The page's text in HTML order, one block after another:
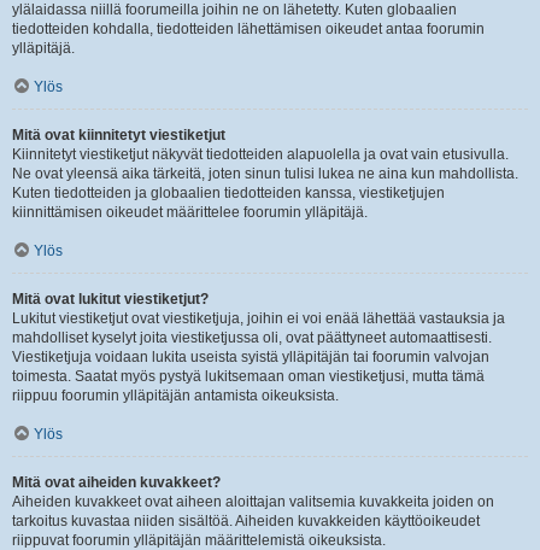
ylälaidassa niillä foorumeilla joihin ne on lähetetty. Kuten globaalien
tiedotteiden kohdalla, tiedotteiden lähettämisen oikeudet antaa foorumin
ylläpitäjä.
Ylös
Mitä ovat kiinnitetyt viestiketjut
Kiinnitetyt viestiketjut näkyvät tiedotteiden alapuolella ja ovat vain etusivulla.
Ne ovat yleensä aika tärkeitä, joten sinun tulisi lukea ne aina kun mahdollista.
Kuten tiedotteiden ja globaalien tiedotteiden kanssa, viestiketjujen
kiinnittämisen oikeudet määrittelee foorumin ylläpitäjä.
Ylös
Mitä ovat lukitut viestiketjut?
Lukitut viestiketjut ovat viestiketjuja, joihin ei voi enää lähettää vastauksia ja
mahdolliset kyselyt joita viestiketjussa oli, ovat päättyneet automaattisesti.
Viestiketjuja voidaan lukita useista syistä ylläpitäjän tai foorumin valvojan
toimesta. Saatat myös pystyä lukitsemaan oman viestiketjusi, mutta tämä
riippuu foorumin ylläpitäjän antamista oikeuksista.
Ylös
Mitä ovat aiheiden kuvakkeet?
Aiheiden kuvakkeet ovat aiheen aloittajan valitsemia kuvakkeita joiden on
tarkoitus kuvastaa niiden sisältöä. Aiheiden kuvakkeiden käyttöoikeudet
riippuvat foorumin ylläpitäjän määrittelemistä oikeuksista.